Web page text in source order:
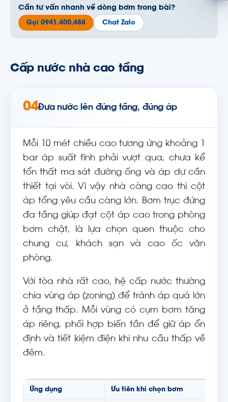
Cần tư vấn nhanh về dòng bơm trong bài?
Gọi 0941.400.488 Chat Zalo
Cấp nước nhà cao tầng
04Đưa nước lên đúng tầng, đúng áp
Mỗi 10 mét chiều cao tương ứng khoảng 1
bar áp suất tĩnh phải vượt qua, chưa kể
tổn thất ma sát đường ống và áp dư cần
thiết tại vòi. Vì vậy nhà càng cao thì cột
áp tổng yêu cầu càng lớn. Bơm trục đứng
đa tầng giúp đạt cột áp cao trong phòng
bơm chật, là lựa chọn quen thuộc cho
chung cư, khách sạn và cao ốc văn
phòng.
Với tòa nhà rất cao, hệ cấp nước thường
chia vùng áp (zoning) để tránh áp quá lớn
ở tầng thấp. Mỗi vùng có cụm bơm tăng
áp riêng, phối hợp biến tần để giữ áp ổn
định và tiết kiệm điện khi nhu cầu thấp về
đêm.
Ứng dụng Ưu tiên khi chọn bơm